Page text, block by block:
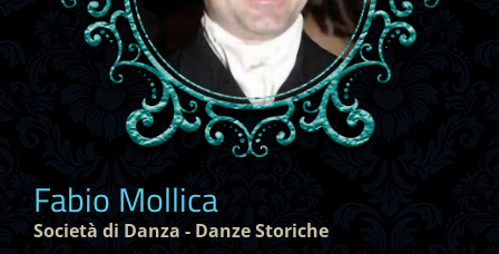
Fabio Mollica
Società di Danza - Danze Storiche